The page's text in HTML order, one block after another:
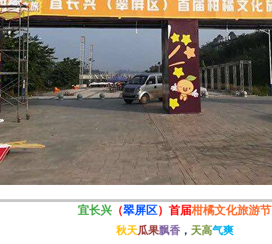
宜长兴 （翠屏区）首届柑橘文化旅游节
秋天瓜果飘香， 天高气爽